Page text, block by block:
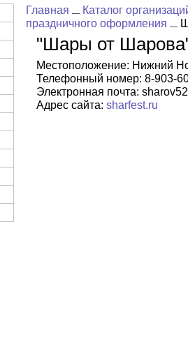
Главная
Каталог
праздничного оформления
"Шары от
Местоположение: Нижний
Телефонный номер: 8-903-
Электронная почта:
Адрес сайта: sharfest.ru